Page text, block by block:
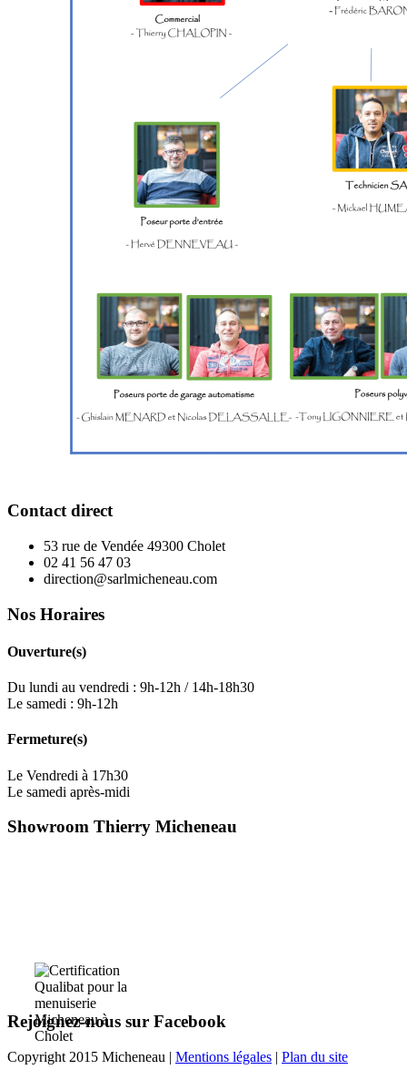
Contact direct
53 rue de Vendée 49300 Cholet
02 41 56 47 03
direction@sarlmicheneau.com
Nos Horaires
Ouverture(s)
Du lundi au vendredi : 9h-12h / 14h-18h30
Le samedi : 9h-12h
Fermeture(s)
Le Vendredi à 17h30
Le samedi après-midi
Showroom Thierry Micheneau
Rejoignez-nous sur Facebook
Copyright 2015 Micheneau | Mentions légales | Plan du site